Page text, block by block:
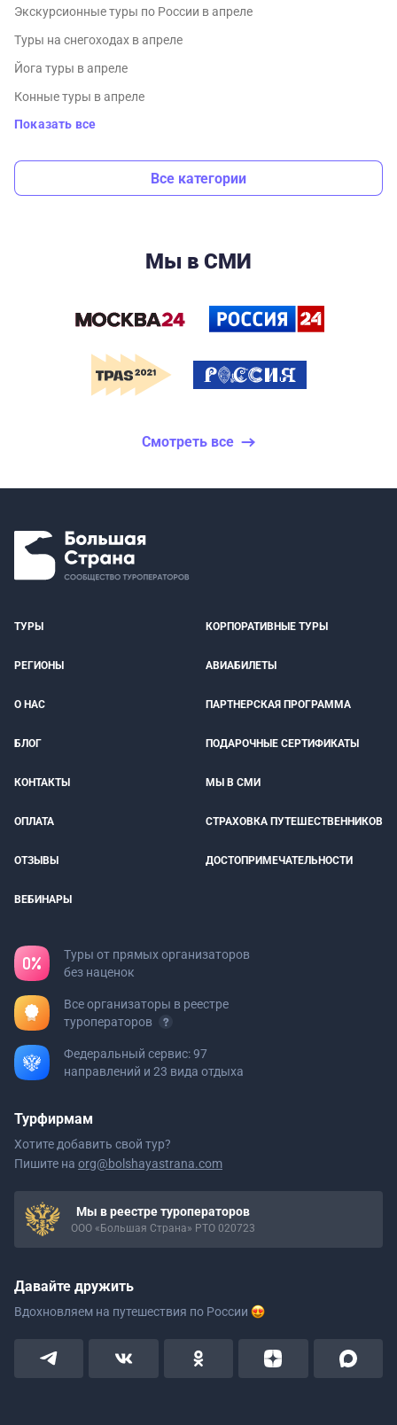
Экскурсионные туры по России в апреле
Туры на снегоходах в апреле
Йога туры в апреле
Конные туры в апреле
Показать все
Все категории
Мы в СМИ
Смотреть все
ТУРЫ КОРПОРАТИВНЫЕ ТУРЫ
РЕГИОНЫ АВИАБИЛЕТЫ
О НАС ПАРТНЕРСКАЯ ПРОГРАММА
БЛОГ ПОДАРОЧНЫЕ СЕРТИФИКАТЫ
КОНТАКТЫ МЫ В СМИ
ОПЛАТА СТРАХОВКА ПУТЕШЕСТВЕННИКОВ
ОТЗЫВЫ ДОСТОПРИМЕЧАТЕЛЬНОСТИ
ВЕБИНАРЫ
Туры от прямых организаторов
без наценок
Все организаторы в реестре
туроператоров
Федеральный сервис: 97
направлений и 23 вида отдыха
Турфирмам
Хотите добавить свой тур?
Пишите на org@bolshayastrana.com
Мы в реестре туроператоров
ООО «Большая Страна» РТО 020723
Давайте дружить
Вдохновляем на путешествия по России